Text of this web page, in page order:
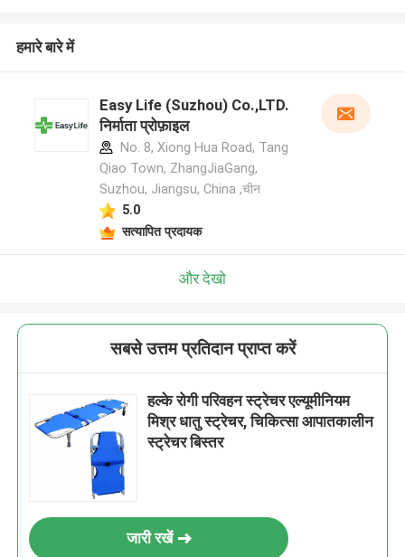
हमारे बारे में
Easy Life (Suzhou) Co.,LTD.
निर्माता प्रोफ़ाइल
No. 8, Xiong Hua Road, Tang
Qiao Town, ZhangJiaGang,
Suzhou, Jiangsu, China ,चीन
5.0
सत्यापित प्रदायक
और देखो
सबसे उत्तम प्रतिदान प्राप्त करें
हल्के रोगी परिवहन स्ट्रेचर एल्यूमीनियम
मिश्र धातु स्ट्रेचर, चिकित्सा आपातकालीन
स्ट्रेचर बिस्तर
जारी रखें